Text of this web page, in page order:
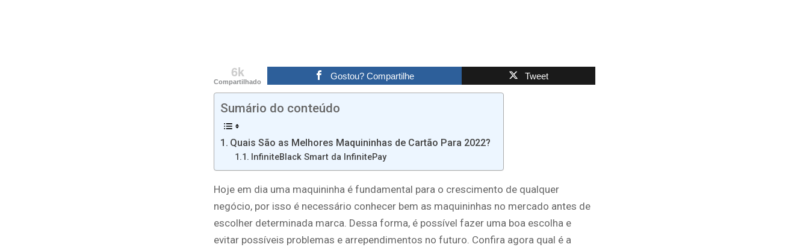
6k
Compartilhado
Gostou? Compartilhe Tweet
Sumário do conteúdo
Quais São as Melhores Maquininhas de Cartão Para 2022?
InfiniteBlack Smart da InfinitePay
Hoje em dia uma maquininha é fundamental para o crescimento de qualquer
negócio, por isso é necessário conhecer bem as maquininhas no mercado antes de
escolher determinada marca. Dessa forma, é possível fazer uma boa escolha e
evitar possíveis problemas e arrependimentos no futuro. Confira agora qual é a